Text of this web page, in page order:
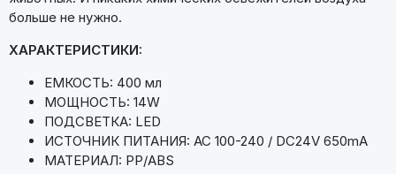
больше не нужно.
ХАРАКТЕРИСТИКИ:
ЕМКОСТЬ: 400 мл
МОЩНОСТЬ: 14W
ПОДСВЕТКА: LED
ИСТОЧНИК ПИТАНИЯ: AC 100-240 / DC24V 650mA
МАТЕРИАЛ: PP/ABS